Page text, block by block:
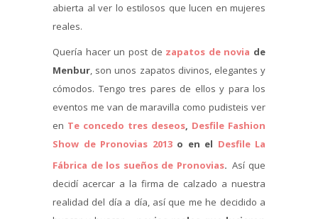
abierta al ver lo estilosos que lucen en mujeres
reales.
Quería hacer un post de zapatos de novia de
Menbur, son unos zapatos divinos, elegantes y
cómodos. Tengo tres pares de ellos y para los
eventos me van de maravilla como pudisteis ver
en Te concedo tres deseos, Desfile Fashion
Show de Pronovias 2013o en el Desfile La
Fábrica de los sueños de Pronovias. Así que
decidí acercar a la firma de calzado a nuestra
realidad del día a día, así que me he decidido a